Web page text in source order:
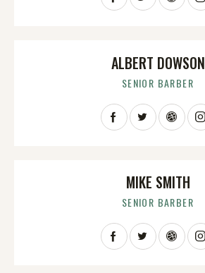
ALBERT DOWSON
SENIOR BARBER
MIKE SMITH
SENIOR BARBER